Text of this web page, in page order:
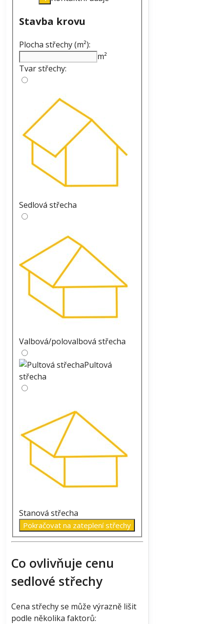
Stavba krovu
Plocha střechy (m²):
m²
Tvar střechy:
Sedlová střecha
Valbová/polovalbová střecha
Pultová
střecha
Stanová střecha
Pokračovat na zateplení střechy
Co ovlivňuje cenu
sedlové střechy
Cena střechy se může výrazně lišit
podle několika faktorů: